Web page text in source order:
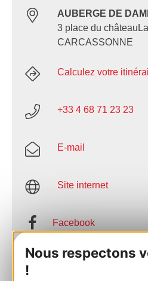
Nous respectons
!
AUBERGE DE
3 place du
CARCASSONNE
Calculez votre
+33 4 68 71 23 23
E-mail
Site internet
Facebook
AJOUTER